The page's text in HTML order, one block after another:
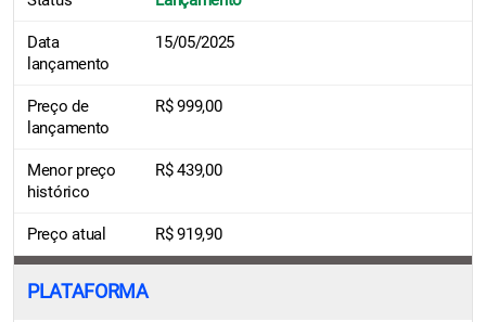
Data
lançamento
15/05/2025
Preço de
lançamento
R$ 999,00
Menor preço
histórico
R$ 439,00
Preço atual R$ 919,90
PLATAFORMA